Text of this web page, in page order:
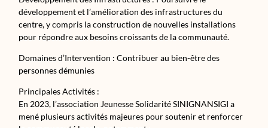
développement et l’amélioration des infrastructures du
centre, y compris la construction de nouvelles installations
pour répondre aux besoins croissants de la communauté.
Domaines d’Intervention : Contribuer au bien-être des
personnes démunies
Principales Activités :
En 2023, l’association Jeunesse Solidarité SINIGNANSIGI a
mené plusieurs activités majeures pour soutenir et renforcer